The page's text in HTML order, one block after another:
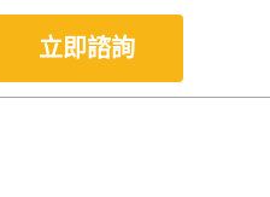
立即諮詢